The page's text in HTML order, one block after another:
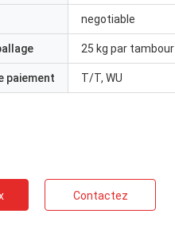
negotiable
25 kg par tambour
paiement T/T, WU
Contactez